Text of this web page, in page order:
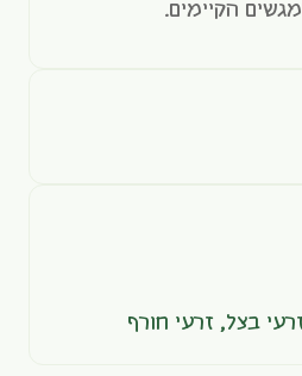
הקיימים.
בצל, זרעי חורף